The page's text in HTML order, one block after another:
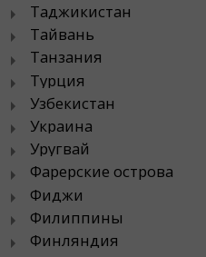
Таджикистан
Тайвань
Танзания
Турция
Узбекистан
Украина
Уругвай
Фарерские острова
Фиджи
Филиппины
Финляндия